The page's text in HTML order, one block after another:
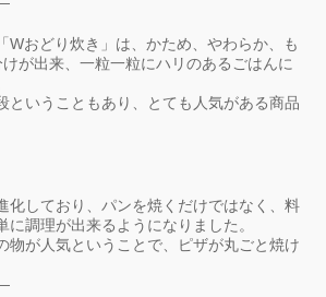
Wおどり炊き」は、かため、やわらか、も
が出来、一粒一粒にハリのあるごはんに
ということもあり、とても人気がある商品
化しており、パンを焼くだけではなく、料
に調理が出来るようになりました。
物が人気ということで、ピザが丸ごと焼け